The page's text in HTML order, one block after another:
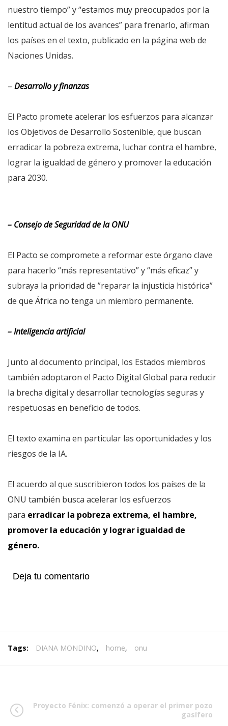
nuestro tiempo” y “estamos muy preocupados por la
lentitud actual de los avances” para frenarlo, afirman
los países en el texto, publicado en la página web de
Naciones Unidas.
– Desarrollo y finanzas
El Pacto promete acelerar los esfuerzos para alcanzar
los Objetivos de Desarrollo Sostenible, que buscan
erradicar la pobreza extrema, luchar contra el hambre,
lograr la igualdad de género y promover la educación
para 2030.
– Consejo de Seguridad de la ONU
El Pacto se compromete a reformar este órgano clave
para hacerlo “más representativo” y “más eficaz” y
subraya la prioridad de ”reparar la injusticia histórica”
de que África no tenga un miembro permanente.
– Inteligencia artificial
Junto al documento principal, los Estados miembros
también adoptaron el Pacto Digital Global para reducir
la brecha digital y desarrollar tecnologías seguras y
respetuosas en beneficio de todos.
El texto examina en particular las oportunidades y los
riesgos de la IA.
El acuerdo al que suscribieron todos los países de la
ONU también busca acelerar los esfuerzos
para erradicar la pobreza extrema, el hambre,
promover la educación y lograr igualdad de
género.
Deja tu comentario
Tags: DIANA MONDINO, home, onu
Proyecto Fénix: comenzó a operar el primer pozo
gasífero